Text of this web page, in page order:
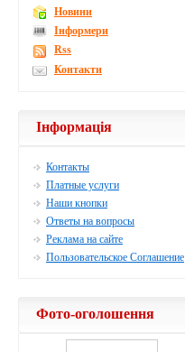
Новини
Інформери
Rss
Контакти
Інформація
Контакты
Платные услуги
Наши кнопки
Ответы на вопросы
Реклама на сайте
Пользовательское Соглашение
Фото-оголошення